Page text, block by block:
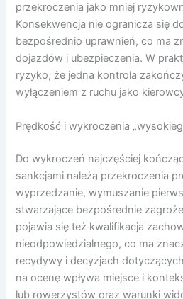
przekroczenia jako mniej
Konsekwencja nie ogranicza się
bezpośrednio uprawnień, co ma
dojazdów i ubezpieczenia. W
ryzyko, że jedna kontrola
wyłączeniem z ruchu jako
Prędkość i wykroczenia
Do wykroczeń najczęściej
sankcjami należą przekroczenia
wyprzedzanie, wymuszanie
stwarzające bezpośrednie
pojawia się też kwalifikacja
nieodpowiedzialnego, co ma
recydywy i decyzjach
na ocenę wpływa miejsce i
lub rowerzystów oraz warunki